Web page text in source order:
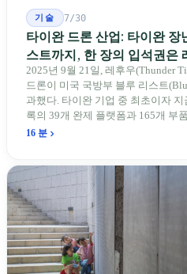
기술 7/30
타이완 드론 산업: 타이완
스트까지, 한 장의 입석권
에게
2025년 9월 21일, 레후우(Thunder
드론이 미국 국방부 블루 리스트
과했다. 타이완 기업 중 최초이자
록의 39개 완제 플랫폼과 165개 부
과하다. 2026년 4월, 미국 양당 소속
를 드러낸다: 타이완의 진입이 너무
장벽을 낮춰야 한다는 점이다. 타이
비행기를 만들어 온 한 회사가 오하
계획을 세우고 있다.
16 분